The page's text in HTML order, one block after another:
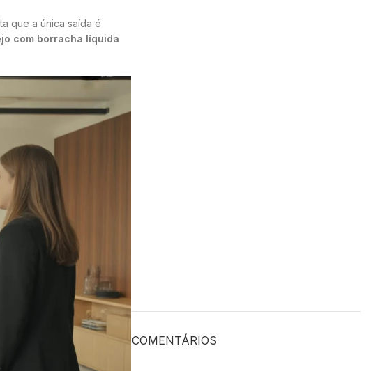
que a única saída é
com borracha líquida
COMENTÁRIOS